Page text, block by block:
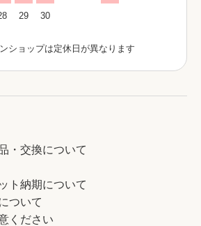
29 30
ショップは定休日が異なります
・交換について
ト納期について
ついて
ください